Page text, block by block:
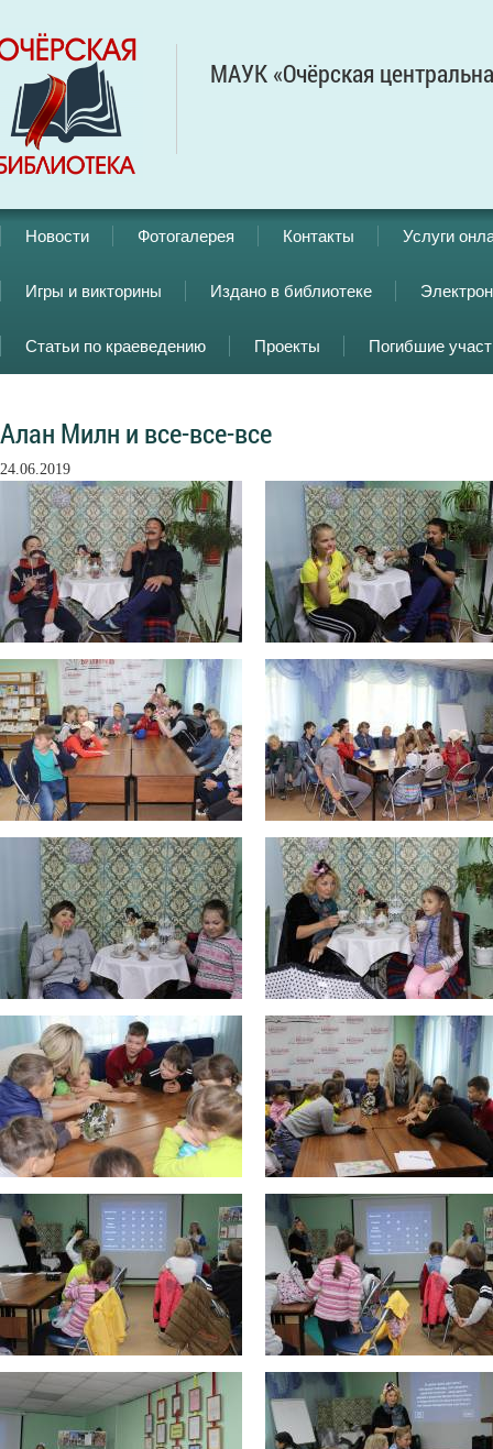
МАУК «Очёрская
Новости Фотогалерея Контакты Услуги
Игры и викторины Издано в библиотеке
Статьи по краеведению Проекты Погибшие
Алан Милн и все-все-все
24.06.2019